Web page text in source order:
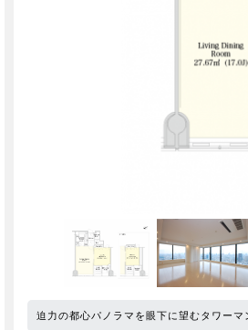
迫力の都心パノラマを眼下に望むタワーマ